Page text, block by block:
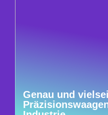
Genau und